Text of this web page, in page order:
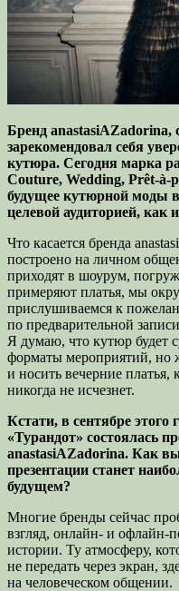
Бренд anastasiAZadorina,
зарекомендовал себя
кутюра. Сегодня марка
Couture, Wedding, Prêt-
будущее кутюрной моды в
целевой аудиторией, как
Что касается бренда
построено на личном
приходят в шоурум,
примеряют платья, мы
прислушиваемся к
по предварительной
Я думаю, что кутюр будет
форматы мероприятий, но
и носить вечерние
никогда не исчезнет.
Кстати, в сентябре этого
«Турандот» состоялась
anastasiAZadorina. Как
презентации станет
будущем?
Многие бренды сейчас
взгляд, онлайн- и офлайн-
истории. Ту атмосферу,
не передать через экран,
на человеческом общении.